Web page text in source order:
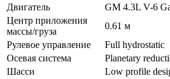
Двигатель
GM 4.3L V-6
Центр приложения
массы/груза
0.61 м
Рулевое управление
Full hydrostatic
Осевая система
Planetary
Шасси
Low profile